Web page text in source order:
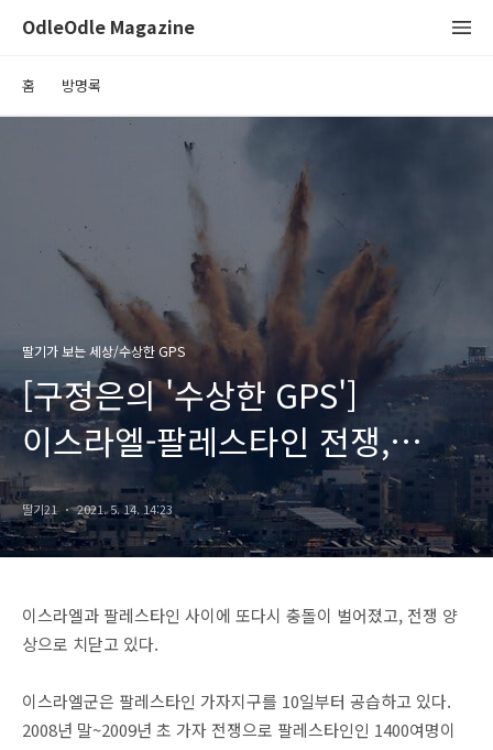
OdleOdle Magazine
홈 방명록
딸기가 보는 세상/수상한 GPS
[구정은의 '수상한 GPS']
이스라엘-팔레스타인 전쟁,
시험대의 바이든
딸기21 2021. 5. 14. 14:23
이스라엘과 팔레스타인 사이에 또다시 충돌이 벌어졌고, 전쟁 양
상으로 치닫고 있다.
이스라엘군은 팔레스타인 가자지구를 10일부터 공습하고 있다.
2008년 말~2009년 초 가자 전쟁으로 팔레스타인인 1400여명이